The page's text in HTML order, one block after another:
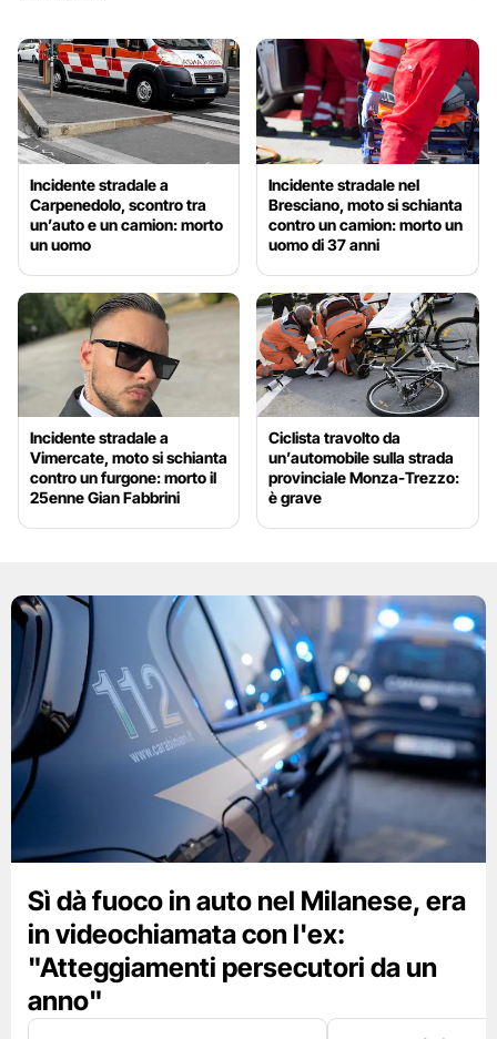
Incidente stradale a
Carpenedolo, scontro tra
un’auto e un camion: morto
un uomo
Incidente stradale nel
Bresciano, moto si schianta
contro un camion: morto un
uomo di 37 anni
Incidente stradale a
Vimercate, moto si schianta
contro un furgone: morto il
25enne Gian Fabbrini
Ciclista travolto da
un’automobile sulla strada
provinciale Monza-Trezzo:
è grave
Sì dà fuoco in auto nel Milanese, era
in videochiamata con l'ex:
"Atteggiamenti persecutori da un
anno"